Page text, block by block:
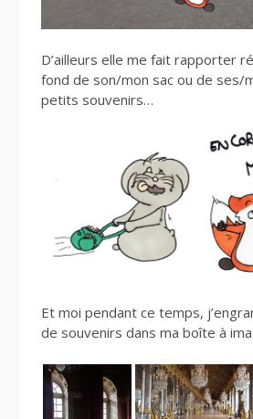
D’ailleurs elle me fait rapporter
fond de son/mon sac ou de ses/
petits souvenirs…
Et moi pendant ce temps,
de souvenirs dans ma boîte à